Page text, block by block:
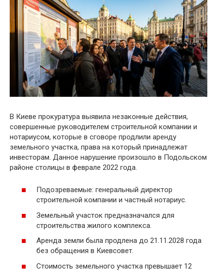
В Киеве прокуратура выявила незаконные действия,
совершенные руководителем строительной компании и
нотариусом, которые в сговоре продлили аренду
земельного участка, права на который принадлежат
инвесторам. Данное нарушение произошло в Подольском
районе столицы в феврале 2022 года.
Подозреваемые: генеральный директор
строительной компании и частный нотариус.
Земельный участок предназначался для
строительства жилого комплекса.
Аренда земли была продлена до 21.11.2028 года
без обращения в Киевсовет.
Стоимость земельного участка превышает 12